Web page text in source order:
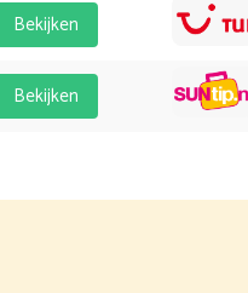
Bekijken
Bekijken